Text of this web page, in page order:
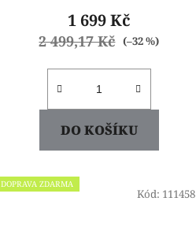
1 699 Kč
2 499,17 Kč (–32 %)
DO KOŠÍKU
DOPRAVA ZDARMA
Kód: 111458